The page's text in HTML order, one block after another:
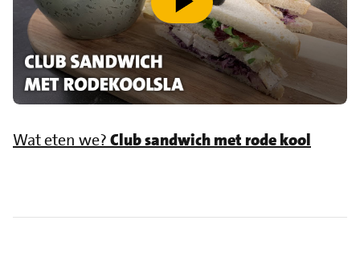
speel video af
Wat eten we?Club sandwich met rode kool